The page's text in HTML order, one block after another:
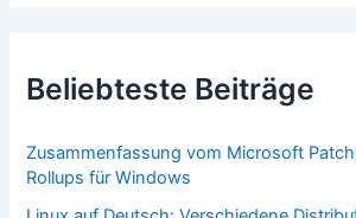
Beliebteste Beiträge
Zusammenfassung vom Microsoft
Rollups für Windows